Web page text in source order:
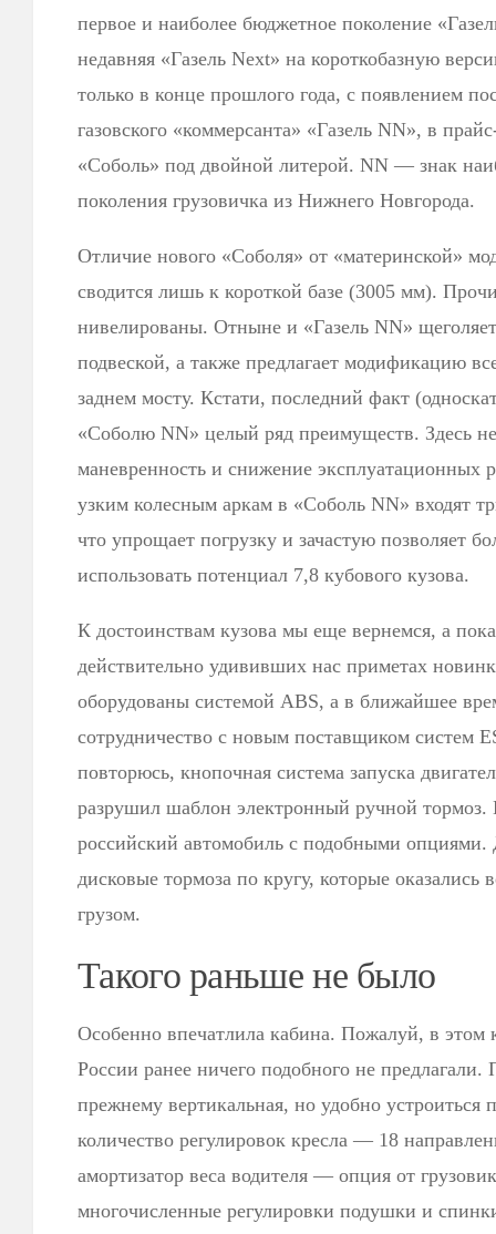
первое и наиболее бюджетное поколение
недавняя «Газель Next» на короткобазную
только в конце прошлого года, с появлением
газовского «коммерсанта» «Газель NN», в
«Соболь» под двойной литерой. NN — знак
поколения грузовичка из Нижнего Новгорода.
Отличие нового «Соболя» от «материнской»
сводится лишь к короткой базе (3005 мм).
нивелированы. Отныне и «Газель NN»
подвеской, а также предлагает модификацию
заднем мосту. Кстати, последний факт
«Соболю NN» целый ряд преимуществ. Здесь
маневренность и снижение эксплуатацион­ных
узким колесным аркам в «Соболь NN» входят
что упрощает погрузку и зачастую позволяет
использовать потенциал 7,8 кубового кузова.
К достоинствам кузова мы еще вернемся, а
действительно удививших нас приметах
оборудованы системой ABS, а в ближайшее
сотрудничество с новым поставщиком систем
повторюсь, кнопочная система запуска
разрушил шаблон электронный ручной тормоз.
российский автомобиль с подобными
дисковые тормоза по кругу, которые
грузом.
Такого раньше не было
Особенно впечатлила кабина. Пожалуй, в этом
России ранее ничего подобного не предлагали.
прежнему вертикальная, но удобно устроиться
количество регулировок кресла — 18
амортизатор веса водителя — опция от
многочисленные регулировки подушки и